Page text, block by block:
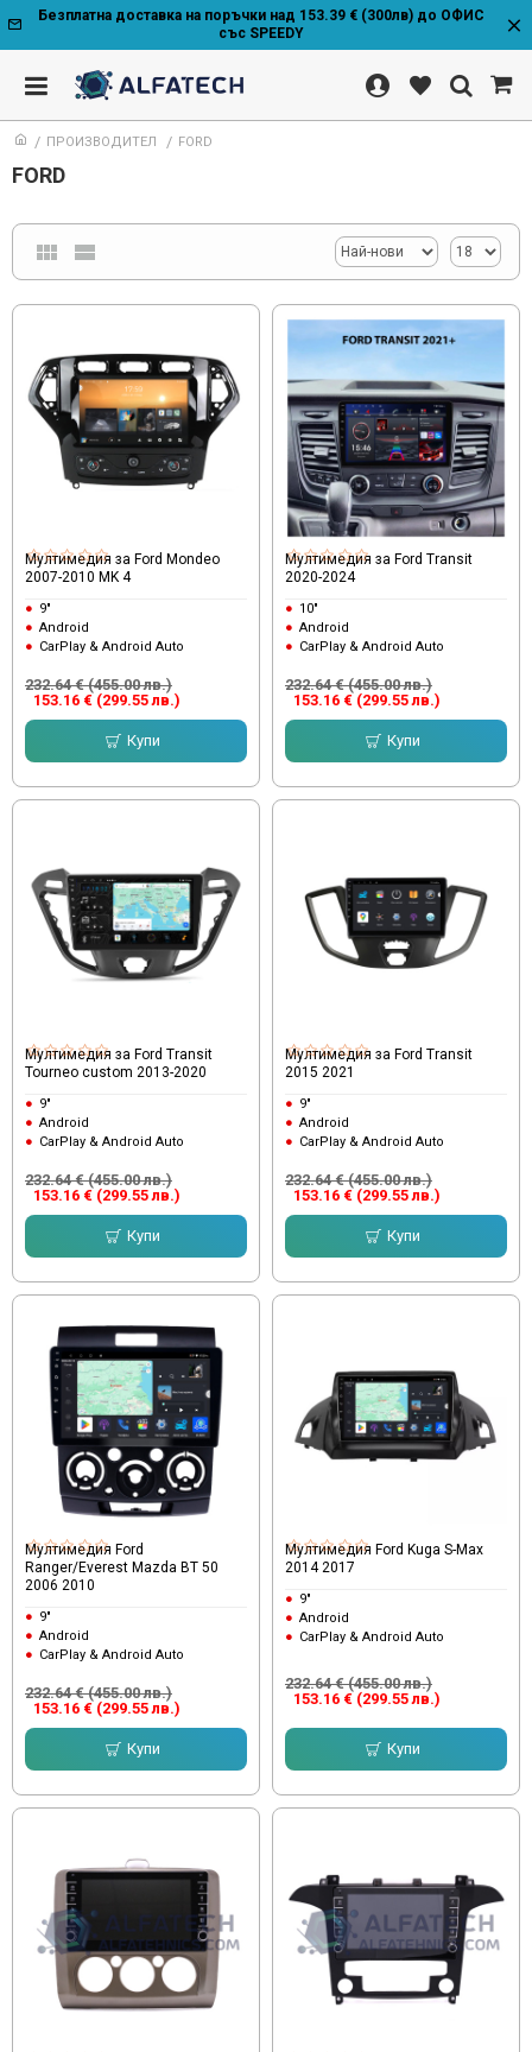
Безплатна доставка на поръчки над 153.39 € (300лв) до ОФИС
със SPEEDY
ПРОИЗВОДИТЕЛ FORD
FORD
Мултимедия за Ford Mondeo
2007-2010 MK 4
9"
Android
CarPlay & Android Auto
153.16 € (299.55 лв.)
232.64 € (455.00 лв.)
Купи
Мултимедия за Ford Transit
2020-2024
10"
Android
CarPlay & Android Auto
153.16 € (299.55 лв.)
232.64 € (455.00 лв.)
Купи
Мултимедия за Ford Transit
Tourneo custom 2013-2020
9"
Android
CarPlay & Android Auto
153.16 € (299.55 лв.)
232.64 € (455.00 лв.)
Купи
Мултимедия за Ford Transit
2015 2021
9"
Android
CarPlay & Android Auto
153.16 € (299.55 лв.)
232.64 € (455.00 лв.)
Купи
Мултимедия Ford
Ranger/Everest Mazda BT 50
2006 2010
9"
Android
CarPlay & Android Auto
153.16 € (299.55 лв.)
232.64 € (455.00 лв.)
Купи
Мултимедия Ford Kuga S-Max
2014 2017
9"
Android
CarPlay & Android Auto
153.16 € (299.55 лв.)
232.64 € (455.00 лв.)
Купи